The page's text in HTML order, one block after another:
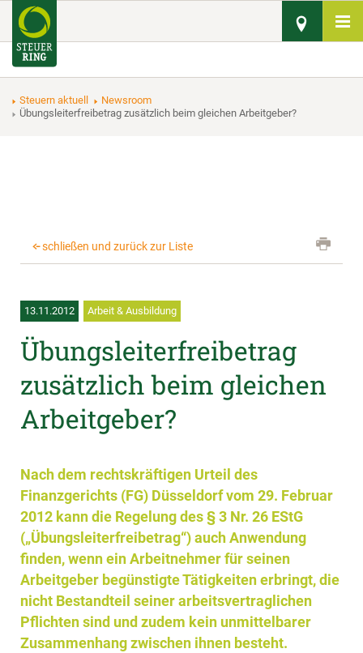
Steuern aktuell
Newsroom
Übungsleiterfreibetrag zusätzlich beim gleichen Arbeitgeber?
schließen und zurück zur Liste
13.11.2012 Arbeit & Ausbildung
Übungsleiterfreibetrag
zusätzlich beim gleichen
Arbeitgeber?
Nach dem rechtskräftigen Urteil des
Finanzgerichts (FG) Düsseldorf vom 29. Februar
2012 kann die Regelung des § 3 Nr. 26 EStG
(„Übungsleiterfreibetrag“) auch Anwendung
finden, wenn ein Arbeitnehmer für seinen
Arbeitgeber begünstigte Tätigkeiten erbringt, die
nicht Bestandteil seiner arbeitsvertraglichen
Pflichten sind und zudem kein unmittelbarer
Zusammenhang zwischen ihnen besteht.